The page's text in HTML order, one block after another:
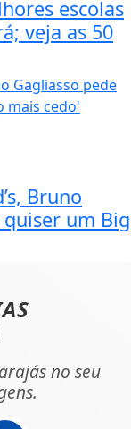
escolas
veja as 50
Bruno
quiser um Big
no seu